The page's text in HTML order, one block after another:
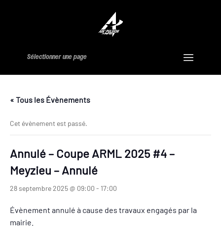
Sélectionner une page
« Tous les Évènements
Cet évènement est passé.
Annulé – Coupe ARML 2025 #4 –
Meyzieu – Annulé
28 septembre 2025 @ 09:00 - 17:00
Évènement annulé à cause des travaux engagés par la
mairie.